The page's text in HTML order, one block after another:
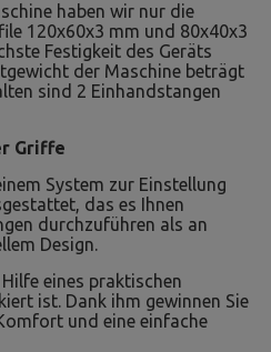
haben wir nur die
120x60x3 mm und 80x40x3
Festigkeit des Geräts
der Maschine beträgt
sind 2 Einhandstangen
Griffe
System zur Einstellung
das es Ihnen
durchzuführen als an
Design.
eines praktischen
ist. Dank ihm gewinnen Sie
und eine einfache